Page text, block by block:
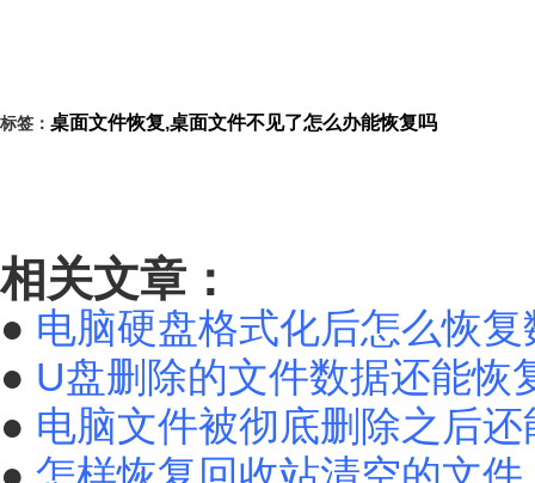
标签： 桌面文件恢复,桌面文件不见了怎么办能恢复吗
相关文章：
● 电脑硬盘格式化后怎么恢复
● U盘删除的文件数据还能恢
● 电脑文件被彻底删除之后